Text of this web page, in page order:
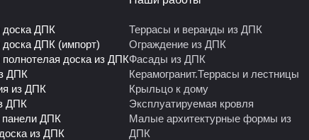
доска ДПК
доска ДПК (импорт)
полнотелая доска из ДПК
ДПК
из ДПК
ДПК
ДПК
из ДПК
Террасы и веранды из ДПК
Ограждение из ДПК
Фасады из ДПК
Керамогранит.Террасы и лестницы
Крыльцо к дому
Эксплуатируемая кровля
Малые архитектурные формы из
ДПК